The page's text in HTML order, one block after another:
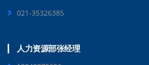
021-35326385
人力资源部张经理